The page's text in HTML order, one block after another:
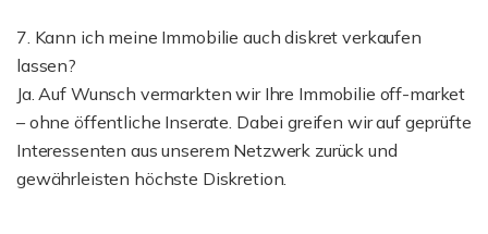
7. Kann ich meine Immobilie auch diskret verkaufen
lassen?
Ja. Auf Wunsch vermarkten wir Ihre Immobilie off-market
– ohne öffentliche Inserate. Dabei greifen wir auf geprüfte
Interessenten aus unserem Netzwerk zurück und
gewährleisten höchste Diskretion.